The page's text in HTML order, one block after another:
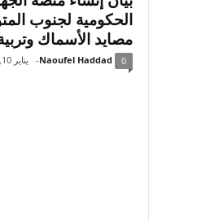
الحكومية لجنوب
مصايد الأسماك وتربية
Naoufel Haddad
- يناير 10, 2022 0